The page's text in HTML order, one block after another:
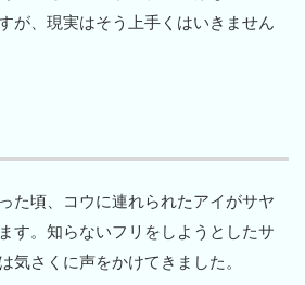
が、現実はそう上手くはいきません
た頃、コウに連れられたアイがサヤ
す。知らないフリをしようとしたサ
気さくに声をかけてきました。